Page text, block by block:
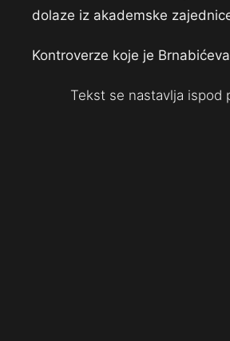
dolaze iz akademske
Kontroverze koje je
Tekst se nastavlja ispod